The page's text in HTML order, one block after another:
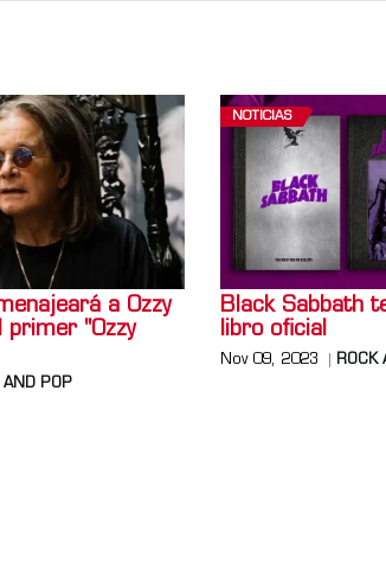
a Ozzy
primer "Ozzy
AND POP
NOTICIAS
Black Sabbath
libro oficial
Nov 09, 2023 ROCK